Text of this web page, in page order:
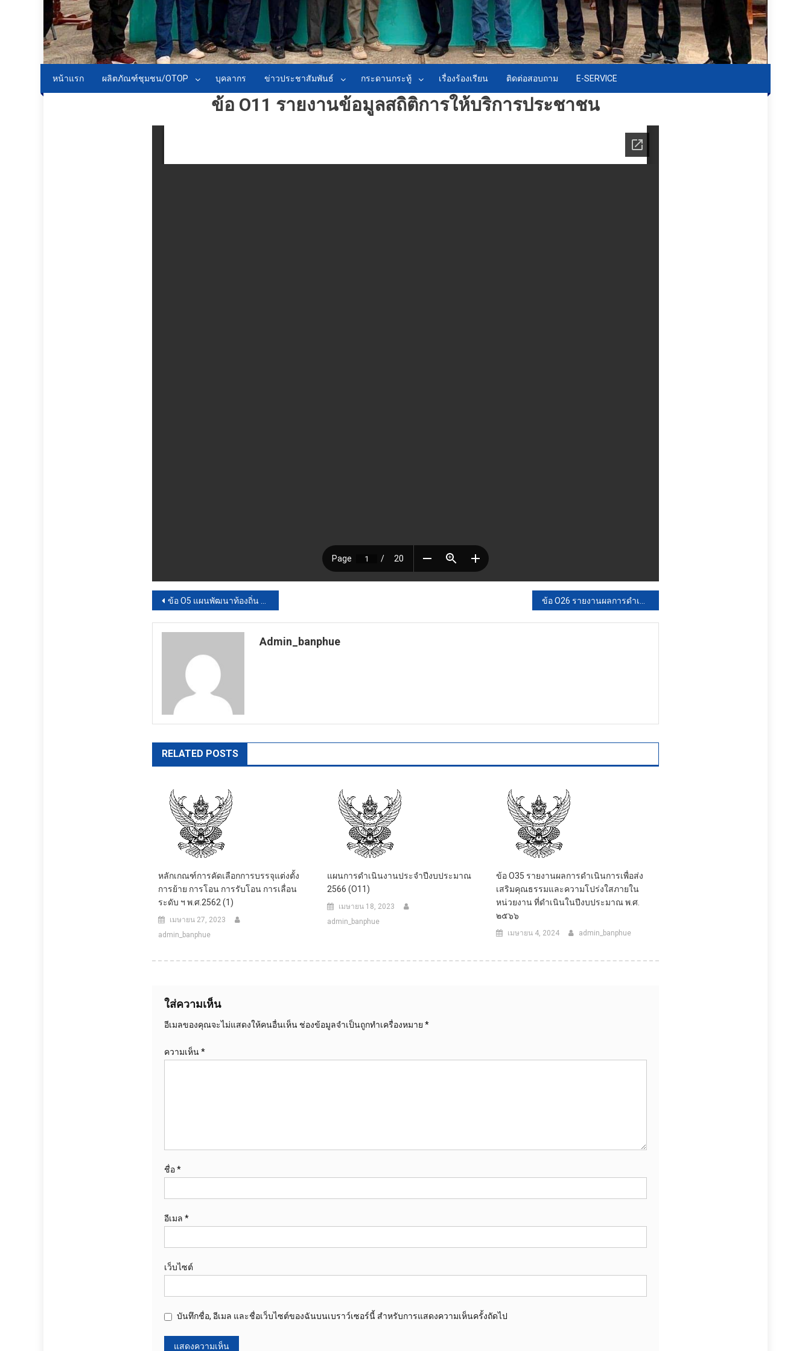
หน้าแรก ผลิตภัณฑ์ชุมชน/OTOP บุคลากร ข่าวประชาสัมพันธ์ กระดานกระทู้ เรื่องร้องเรียน ติดต่อสอบถาม E-SERVICE
ข้อ O11 รายงานข้อมูลสถิติการให้บริการประชาชน
แนะแนว
เรื่อง
ข้อ O5 แผนพัฒนาท้องถิ่น พ.ศ. 2566-2570
Admin_banphue
RELATED POSTS
หลักเกณฑ์การคัดเลือกการบรรจุแต่งตั้ง
การย้าย การโอน การรับโอน การเลื่อน
ระดับ ฯ พ.ศ.2562 (1)
เมษายน 27, 2023
admin_banphue
แผนการดำเนินงานประจำปีงบประมาณ
2566 (O11)
เมษายน 18, 2023
admin_banphue
ข้อ O35 รายงานผลการดำเนินการเพื่อส่ง
เสริมคุณธรรมและความโปร่งใสภายใน
หน่วยงาน ที่ดำเนินในปีงบประมาณ พ.ศ.
๒๕๖๖
เมษายน 4, 2024 admin_banphue
ใส่ความเห็น
อีเมลของคุณจะไม่แสดงให้คนอื่นเห็น ช่องข้อมูลจำเป็นถูกทำเครื่องหมาย *
ความเห็น*
ชื่อ*
อีเมล *
เว็บไซต์
บันทึกชื่อ, อีเมล และชื่อเว็บไซต์ของฉันบนเบราว์เซอร์นี้ สำหรับการแสดงความเห็นครั้งถัดไป